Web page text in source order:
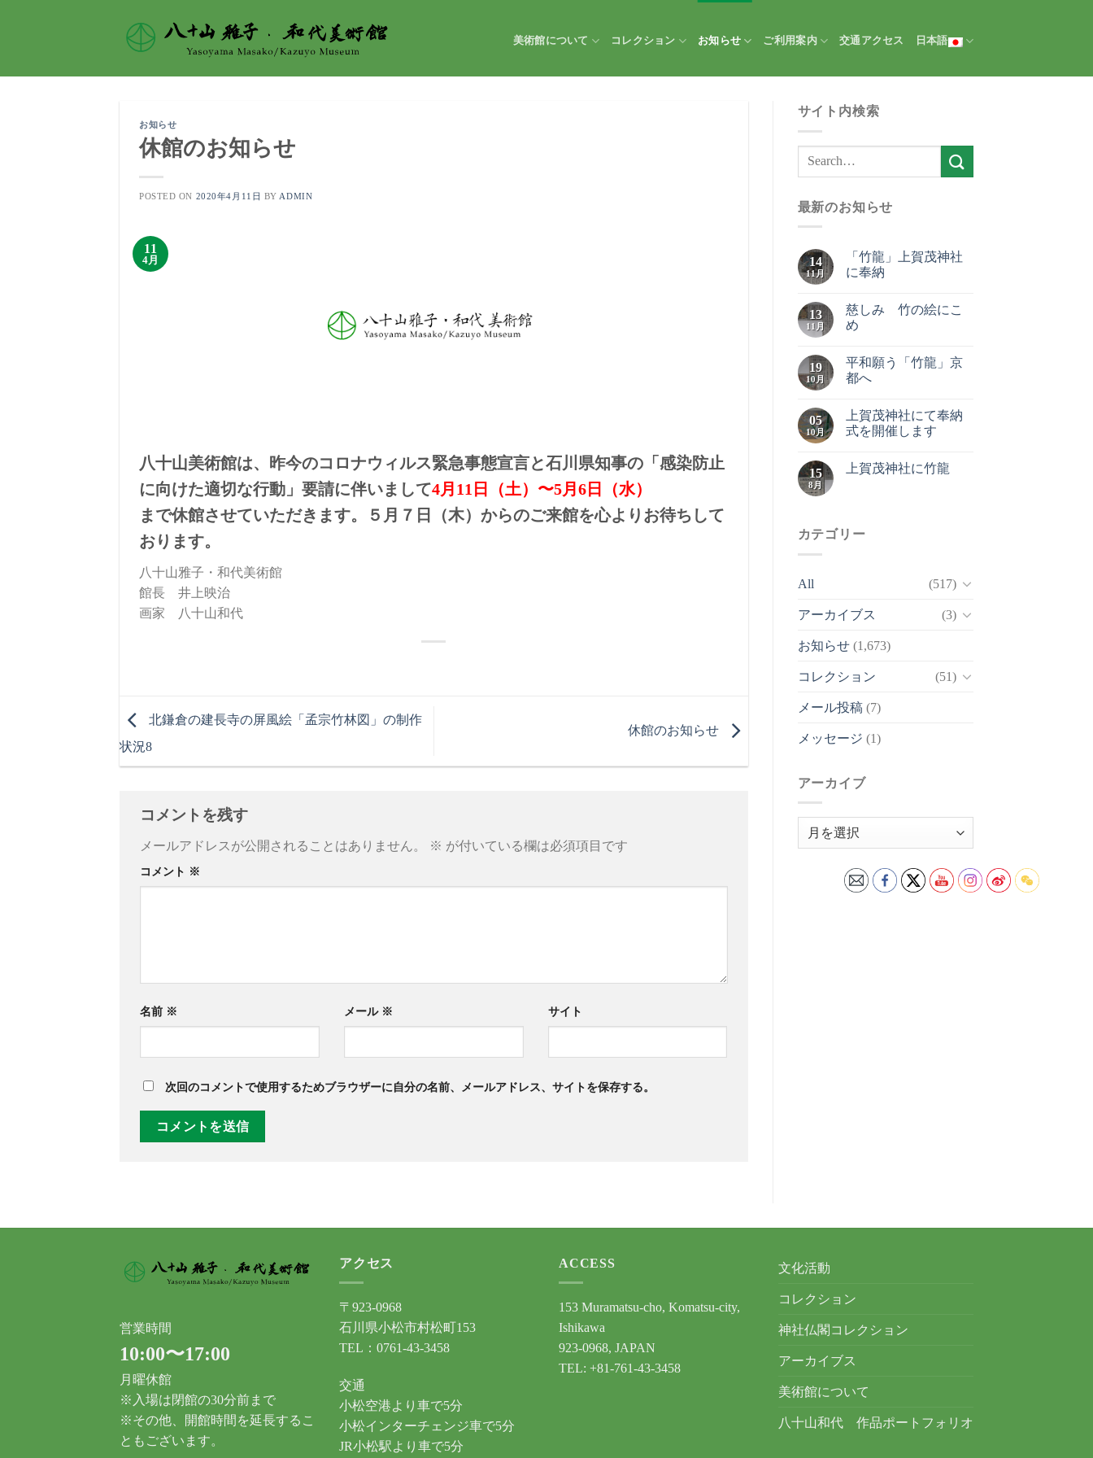
美術館について コレクション お知らせ ご利用案内 交通アクセス 日本語
お知らせ
休館のお知らせ
POSTED ON 2020年4月11日 BY ADMIN
11
4月
八十山美術館は、昨今のコロナウィルス緊急事態宣言と石川県知事の「感染防止
に向けた適切な行動」要請に伴いまして4月11日（土）〜5月6日（水）
まで休館させていただきます。５月７日（木）からのご来館を心よりお待ちして
おります。
八十山雅子・和代美術館
館長 井上映治
画家 八十山和代
北鎌倉の建長寺の屏風絵「孟宗竹林図」の制作
状況8
休館のお知らせ
コメントを残す
メールアドレスが公開されることはありません。 ※ が付いている欄は必須項目です
コメント ※
名前 ※ メール ※ サイト
次回のコメントで使用するためブラウザーに自分の名前、メールアドレス、サイトを保存する。
サイト内検索
最新のお知らせ
14
11月
「竹龍」上賀茂神社
に奉納
13
11月
慈しみ 竹の絵にこ
め
19
10月
平和願う「竹龍」京
都へ
05
10月
上賀茂神社にて奉納
式を開催します
15
8月
上賀茂神社に竹龍
カテゴリー
All (517)
アーカイブス (3)
お知らせ(1,673)
コレクション (51)
メール投稿(7)
メッセージ (1)
アーカイブ
営業時間
10:00〜17:00
月曜休館
※入場は閉館の30分前まで
※その他、開館時間を延長するこ
ともございます。
アクセス
〒923-0968
石川県小松市村松町153
TEL：0761-43-3458
交通
小松空港より車で5分
小松インターチェンジ車で5分
JR小松駅より車で5分
ACCESS
153 Muramatsu-cho, Komatsu-city,
Ishikawa
923-0968, JAPAN
TEL: +81-761-43-3458
文化活動
コレクション
神社仏閣コレクション
アーカイブス
美術館について
八十山和代 作品ポートフォリオ